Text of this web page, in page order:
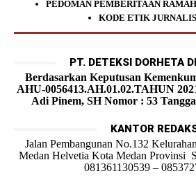
PEDOMAN PEMBERITAAN
KODE ETIK
PT. DETEKSI DORHETA
Berdasarkan Keputusan
AHU-0056413.AH.01.02.TAHUN
Adi Pinem, SH Nomor : 53
KANTOR
Jalan Pembangunan No.132
Medan Helvetia Kota Medan Provinsi
081361130539 –